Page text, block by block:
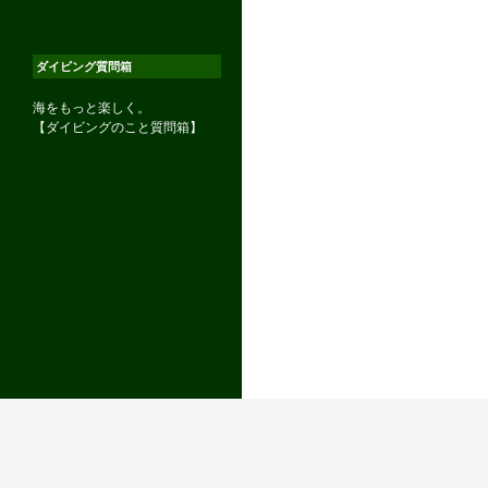
ダイビング質問箱
海をもっと楽しく。
【ダイビングのこと質問箱】